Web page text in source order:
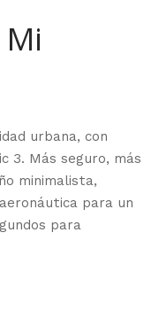
urbana, con
3. Más seguro, más
minimalista,
para un
para